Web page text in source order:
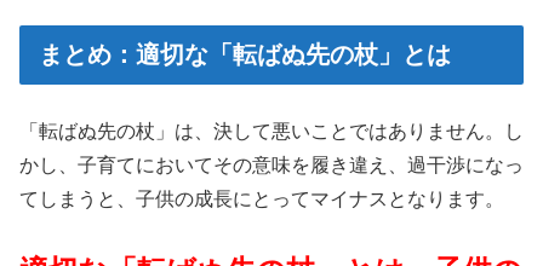
まとめ：適切な「転ばぬ先の杖」とは
「転ばぬ先の杖」は、決して悪いことではありません。し
かし、子育てにおいてその意味を履き違え、過干渉になっ
てしまうと、子供の成長にとってマイナスとなります。